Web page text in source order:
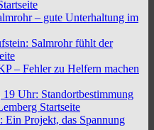
– gute Unterhaltung im
Salmrohr fühlt der
– Fehler zu Helfern machen
Uhr: Standortbestimmung
Startseite
Ein Projekt, das Spannung